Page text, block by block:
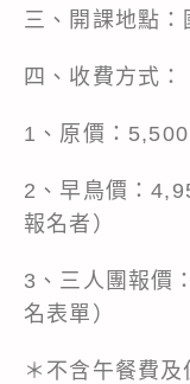
三、開課地點：
四、收費方式：
1、原價：
2、早鳥價：
報名者）
3、三人團報價
名表單）
＊不含午餐費及